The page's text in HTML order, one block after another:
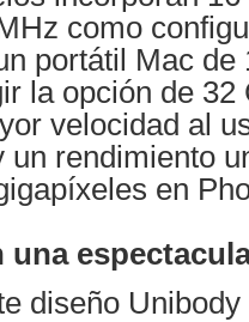
como
portátil Mac de
la opción de 32
velocidad al
un rendimiento
en
diseño